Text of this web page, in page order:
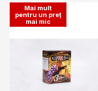
Mai mult
pentru un preț
mai mic